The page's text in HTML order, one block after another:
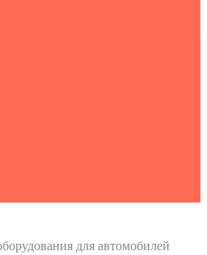
для автомобилей